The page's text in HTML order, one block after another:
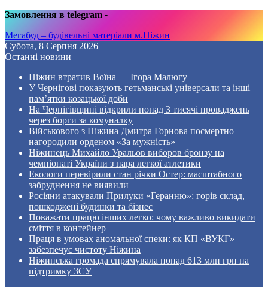
Замовлення в telegram -
Мегабуд – будівельні матеріали м.Ніжин
Субота, 8 Серпня 2026
Останні новини
Ніжин втратив Воїна — Ігора Малюгу
У Чернігові показують гетьманські універсали та інші
пам’ятки козацької доби
На Чернігівщині відкрили понад 3 тисячі проваджень
через борги за комуналку
Військового з Ніжина Дмитра Горнова посмертно
нагородили орденом «За мужність»
Ніжинець Михайло Уральов виборов бронзу на
чемпіонаті України з пара легкої атлетики
Екологи перевірили стан річки Остер: масштабного
забруднення не виявили
Росіяни атакували Прилуки «Геранню»: горів склад,
пошкоджені будинки та бізнес
Поважати працю інших легко: чому важливо викидати
сміття в контейнер
Праця в умовах аномальної спеки: як КП «ВУКГ»
забезпечує чистоту Ніжина
Ніжинська громада спрямувала понад 613 млн грн на
підтримку ЗСУ